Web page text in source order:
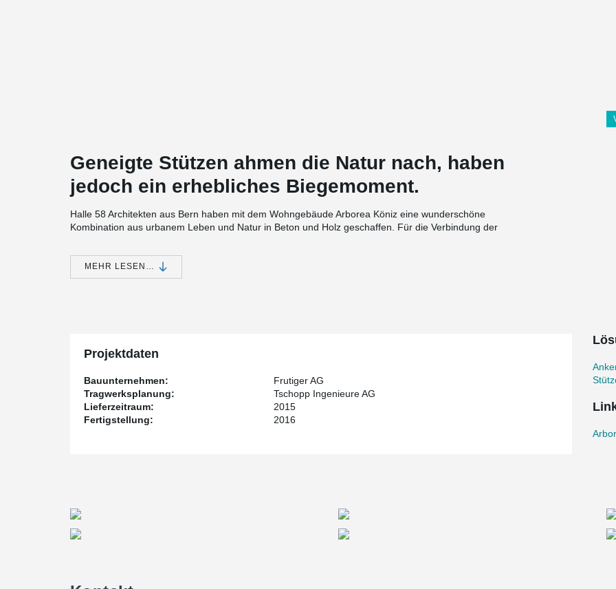
Geneigte Stützen ahmen die Natur nach, haben
jedoch ein erhebliches Biegemoment.
Halle 58 Architekten aus Bern haben mit dem Wohn­gebäude Arborea Köniz eine wunder­schöne
Kombination aus urbanem Leben und Natur in Beton und Holz ge­schaffen. Für die Verbindung der
Die Stützen mit einem Gewicht zwischen 10 und 15 Tonnen umfassen drei verschiedene Arten, die Y-,
V- und ­Lambda-förmig gestaltet sind. Obgleich die Stützen die von der Natur inspirierte ­
gemacht hatte, empfahl man dem beauftragten Ingenieurbüro Tschopp die Peikko
“Sie fragten, wie die exzentrischen ­Stützen mit Ankerbolzen am Fundament befestigt werden könnten.
Die Lösung bestand darin, die Peikko Stützen­verbindungen individuell an die besonderen
Anforderungen des Bauvorhabens anzu­passen. Wir haben eine schnelle Bemessung mit dem Peikko
®
“Peikko Designer
ist ideal für knifflige Berechnungen wie zum Beispiel während der Montagephase,
wo Biege- und Scherkräfte auftreten”, fügt Gregor Schabrun hinzu. “Schraubverbindungen sind die
MEHR LESEN…
Projektdaten
Bauunternehmen:
Frutiger AG
Tragwerksplanung:
Tschopp Ingenieure AG
Lieferzeitraum:
2015
Fertigstellung:
2016